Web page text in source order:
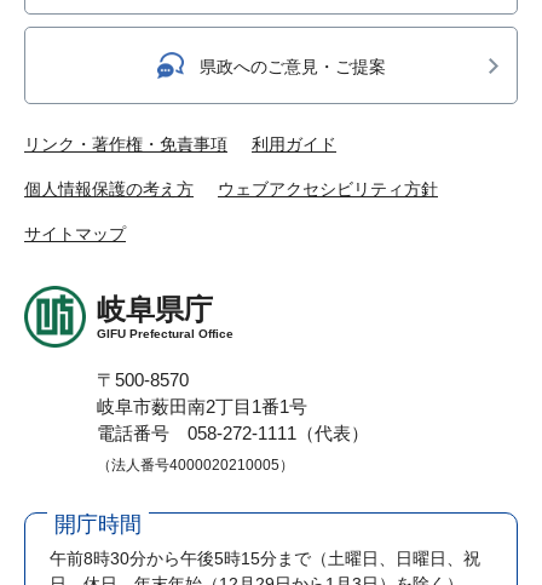
県政へのご意見・ご提案
リンク・著作権・免責事項 利用ガイド
個人情報保護の考え方 ウェブアクセシビリティ方針
サイトマップ
岐阜県庁
GIFU Prefectural Office
〒500-8570
岐阜市薮田南2丁目1番1号
電話番号 058-272-1111（代表）
（法人番号4000020210005）
開庁時間
午前8時30分から午後5時15分まで （土曜日、日曜日、祝